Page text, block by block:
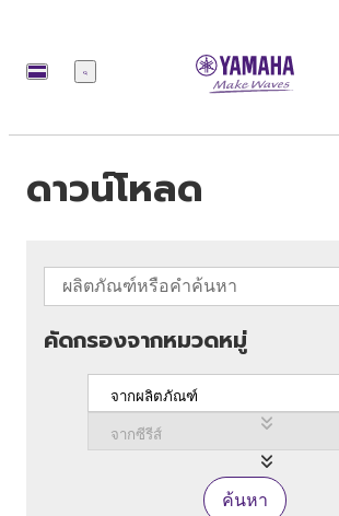
เมนู
ดาวน์โหลด
คัดกรองจากหมวดหมู่
ค้นหา